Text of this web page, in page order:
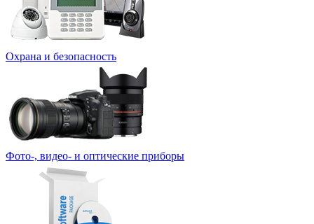
Охрана и безопасность
Фото-, видео- и оптические приборы